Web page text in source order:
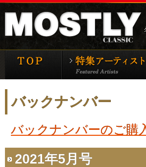
モーストリー・クラシッ
バックナンバー
バックナンバーのご購
2021年5月号